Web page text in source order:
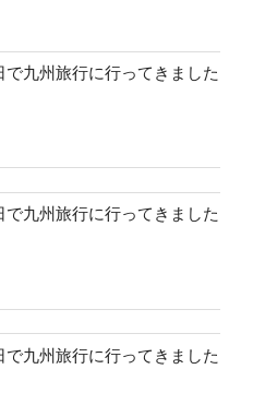
で九州旅行に行ってきました
で九州旅行に行ってきました
で九州旅行に行ってきました